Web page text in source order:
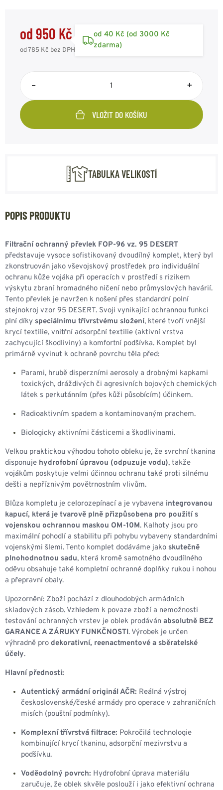
od 950 Kč
od 785 Kč bez DPH
od 40 Kč (od 3000 Kč
zdarma)
– +
VLOŽIT DO KOŠÍKU
TABULKA VELIKOSTÍ
POPIS PRODUKTU
Filtrační ochranný převlek FOP-96 vz. 95 DESERT
představuje vysoce sofistikovaný dvoudílný komplet, který byl
zkonstruován jako vševojskový prostředek pro individuální
ochranu kůže vojáka při operacích v prostředí s rizikem
výskytu zbraní hromadného ničení nebo průmyslových havárií.
Tento převlek je navržen k nošení přes standardní polní
stejnokroj vzor 95 DESERT. Svoji vynikající ochrannou funkci
plní díky speciálnímu třívrstvému složení, které tvoří vnější
krycí textilie, vnitřní adsorpční textilie (aktivní vrstva
zachycující škodliviny) a komfortní podšívka. Komplet byl
primárně vyvinut k ochraně povrchu těla před:
Parami, hrubě disperzními aerosoly a drobnými kapkami
toxických, dráždivých či agresivních bojových chemických
látek s perkutánním (přes kůži působícím) účinkem.
Radioaktivním spadem a kontaminovaným prachem.
Biologicky aktivními částicemi a škodlivinami.
Velkou praktickou výhodou tohoto obleku je, že svrchní tkanina
disponuje hydrofobní úpravou (odpuzuje vodu), takže
vojákům poskytuje velmi účinnou ochranu také proti silnému
dešti a nepříznivým povětrnostním vlivům.
Blůza kompletu je celorozepínací a je vybavena integrovanou
kapucí, která je tvarově plně přizpůsobena pro použití s
vojenskou ochrannou maskou OM-10M. Kalhoty jsou pro
maximální pohodlí a stabilitu při pohybu vybaveny standardními
vojenskými šlemi. Tento komplet dodáváme jako skutečně
plnohodnotnou sadu, která kromě samotného dvoudílného
oděvu obsahuje také kompletní ochranné doplňky rukou i nohou
a přepravní obaly.
Upozornění: Zboží pochází z dlouhodobých armádních
skladových zásob. Vzhledem k povaze zboží a nemožnosti
testování ochranných vrstev je oblek prodáván absolutně BEZ
GARANCE A ZÁRUKY FUNKČNOSTI. Výrobek je určen
výhradně pro dekorativní, reenactmentové a sběratelské
účely.
Hlavní přednosti:
Autentický armádní originál AČR: Reálná výstroj
československé/české armády pro operace v zahraničních
misích (pouštní podmínky).
Komplexní třívrstvá filtrace: Pokročilá technologie
kombinující krycí tkaninu, adsorpční mezivrstvu a
podšívku.
Voděodolný povrch: Hydrofobní úprava materiálu
zaručuje, že oblek skvěle poslouží i jako efektivní ochrana